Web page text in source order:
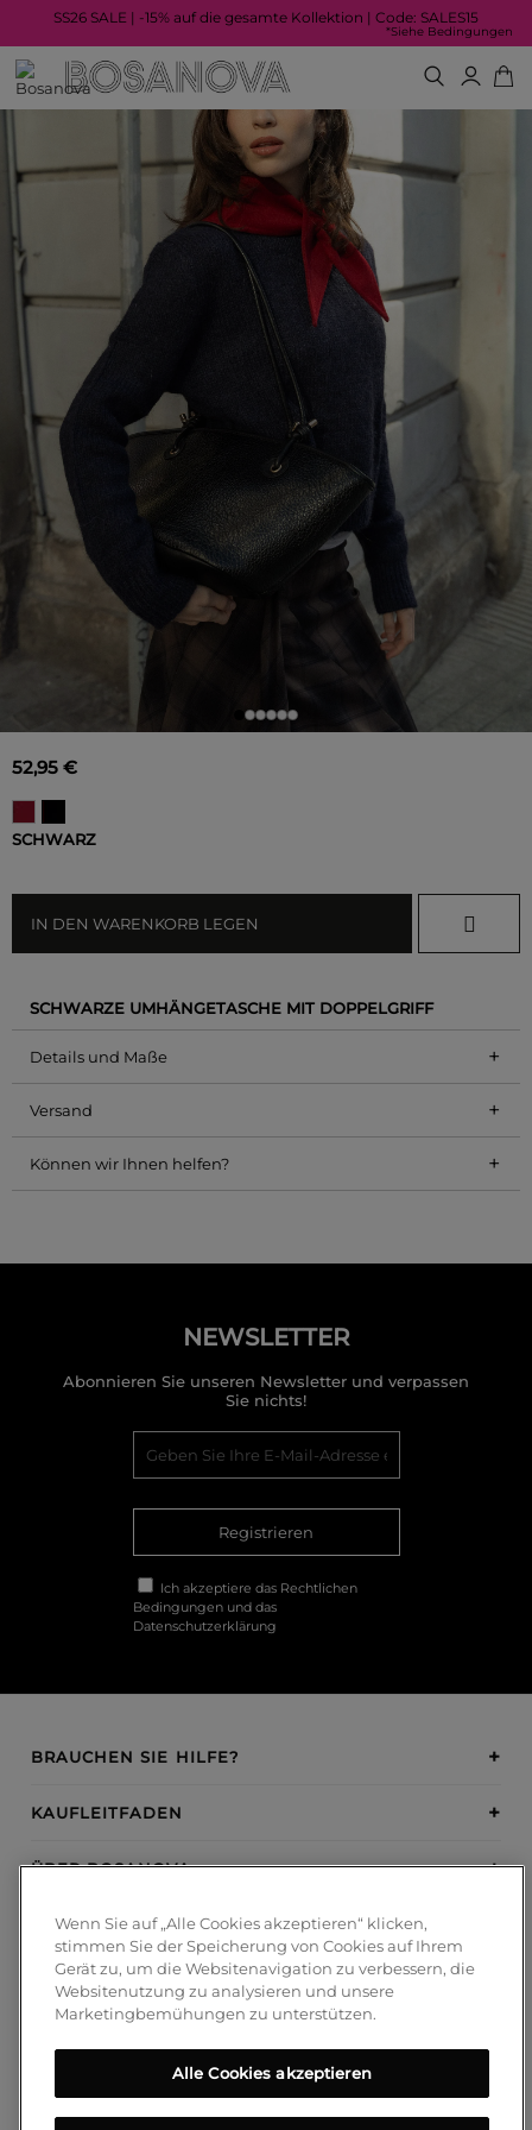
SS26 SALE | -15% auf die gesamte Kollektion | Code: SALES15
*Siehe Bedingungen
52,95 €
SCHWARZ
IN DEN WARENKORB LEGEN
SCHWARZE UMHÄNGETASCHE MIT DOPPELGRIFF
Details und Maße +
Versand +
Können wir Ihnen helfen? +
NEWSLETTER
Abonnieren Sie unseren Newsletter und verpassen
Sie nichts!
Registrieren
Ich akzeptiere das Rechtlichen
Bedingungen und das
Datenschutzerklärung
BRAUCHEN SIE HILFE?
KAUFLEITFADEN
ÜBER BOSANOVA
INSPIRATION
ZAHLUNGSMETHODEN
FOLGEN SIE UNS!
Wenn Sie auf „Alle Cookies akzeptieren“ klicken,
stimmen Sie der Speicherung von Cookies auf Ihrem
Gerät zu, um die Websitenavigation zu verbessern, die
Websitenutzung zu analysieren und unsere
Marketingbemühungen zu unterstützen.
Alle Cookies akzeptieren